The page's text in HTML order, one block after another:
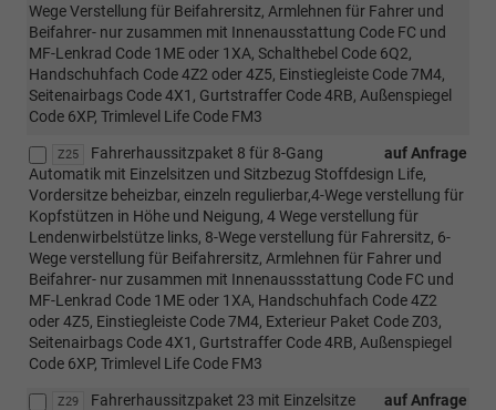
Wege Verstellung für Beifahrersitz, Armlehnen für Fahrer und
Beifahrer- nur zusammen mit Innenausstattung Code FC und
MF-Lenkrad Code 1ME oder 1XA, Schalthebel Code 6Q2,
Handschuhfach Code 4Z2 oder 4Z5, Einstiegleiste Code 7M4,
Seitenairbags Code 4X1, Gurtstraffer Code 4RB, Außenspiegel
Code 6XP, Trimlevel Life Code FM3
Z25 auf Anfrage
Fahrerhaussitzpaket 8 für 8-Gang
Automatik mit Einzelsitzen und Sitzbezug Stoffdesign Life,
Vordersitze beheizbar, einzeln regulierbar,4-Wege verstellung für
Kopfstützen in Höhe und Neigung, 4 Wege verstellung für
Lendenwirbelstütze links, 8-Wege verstellung für Fahrersitz, 6-
Wege verstellung für Beifahrersitz, Armlehnen für Fahrer und
Beifahrer- nur zusammen mit Innenaussstattung Code FC und
MF-Lenkrad Code 1ME oder 1XA, Handschuhfach Code 4Z2
oder 4Z5, Einstiegleiste Code 7M4, Exterieur Paket Code Z03,
Seitenairbags Code 4X1, Gurtstraffer Code 4RB, Außenspiegel
Code 6XP, Trimlevel Life Code FM3
Z29 auf Anfrage
Fahrerhaussitzpaket 23 mit Einzelsitze